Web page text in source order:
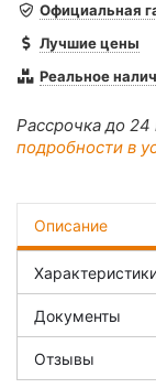
Официальная
Лучшие цены
Реальное
Рассрочка до
подробности в
Описание
Документы
Отзывы